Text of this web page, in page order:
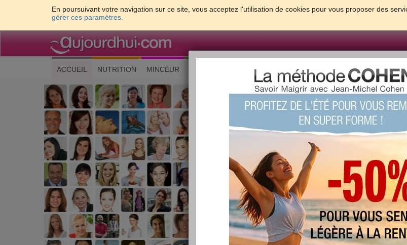
En poursuivant votre navigation sur ce site, vous acceptez l'utilisation de cookies pour vous proposer des
gérer ces paramètres.
ACCUEIL (current)
NUTRITION MINCEUR FORME & SANTE PSYCHO & TESTS
Les meilleures solutions pour maigrir et être